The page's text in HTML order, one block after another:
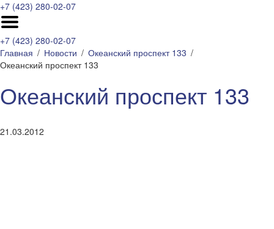
+7 (423) 280-02-07
+7 (423) 280-02-07
Главная
Новости
Океанский проспект 133
Океанский проспект 133
Океанский проспект 133
21.03.2012